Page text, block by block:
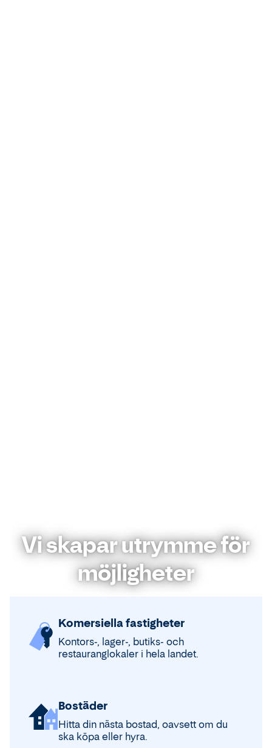
Vi skapar utrymme för
möjligheter
Komersiella fastigheter
Kontors-, lager-, butiks- och
restauranglokaler i hela landet.
Bostäder
Hitta din nästa bostad, oavsett om du
ska köpa eller hyra.